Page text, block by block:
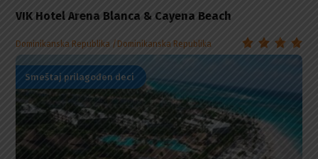
VIK Hotel Arena Blanca & Cayena Beach
Dominikanska Republika Dominikanska Republika
Smeštaj prilagođen deci